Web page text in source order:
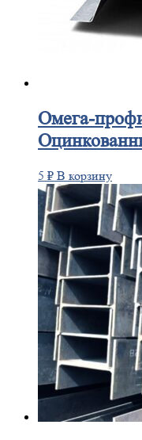
Омега-
5 ₽ В корзину